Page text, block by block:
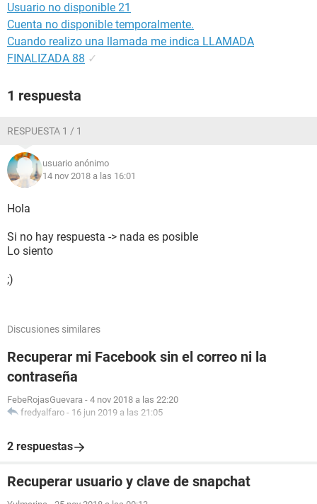
Usuario no disponible 21
Cuenta no disponible temporalmente.
Cuando realizo una llamada me indica LLAMADA
FINALIZADA 88 ✓
1 respuesta
RESPUESTA 1 / 1
usuario anónimo
14 nov 2018 a las 16:01
Hola
Si no hay respuesta -> nada es posible
Lo siento
;)
Discusiones similares
Recuperar mi Facebook sin el correo ni la
contraseña
FebeRojasGuevara - 4 nov 2018 a las 22:20
fredyalfaro - 16 jun 2019 a las 21:05
2 respuestas
Recuperar usuario y clave de snapchat